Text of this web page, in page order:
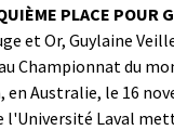
PLACE POUR
et Or, Guylaine
Championnat du
Australie, le 16
l'Université Laval